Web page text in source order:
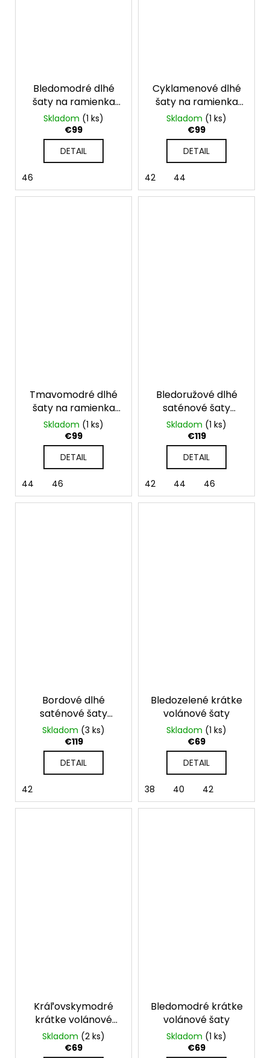
Bledomodré dlhé
šaty na ramienka
Mirelle
Skladom (1 ks)
€99
DETAIL
46
Cyklamenové dlhé
šaty na ramienka
Mirelle
Skladom (1 ks)
€99
DETAIL
42 44
Tmavomodré dlhé
šaty na ramienka
Mirelle
Skladom (1 ks)
€99
DETAIL
44 46
Bledoružové dlhé
saténové šaty
Serena na viazanie
Skladom (1 ks)
€119
DETAIL
42 44 46
Bordové dlhé
saténové šaty
Serena na viazanie
Skladom (3 ks)
€119
DETAIL
42
Bledozelené krátke
volánové šaty
Skladom (1 ks)
€69
DETAIL
38 40 42
Kráľovskymodré
krátke volánové
šaty
Skladom (2 ks)
€69
Bledomodré krátke
volánové šaty
Skladom (1 ks)
€69